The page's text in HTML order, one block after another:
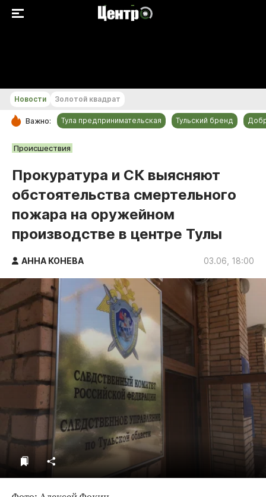
РУБРИКИ
Культура
Происшествия
Спорт
Тульский бренд
Тула предпринимательская
Голодный шпион
Новости Золотой квадрат
Важно: Тула предпринимательская Тульский бренд
Происшествия
Прокуратура и СК выясняют
обстоятельства смертельного
пожара на оружейном
производстве в центре Тулы
АННА КОНЕВА 03.06, 18:00